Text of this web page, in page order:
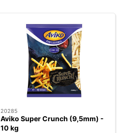
20285
Aviko Super Crunch (9,5mm) -
10 kg